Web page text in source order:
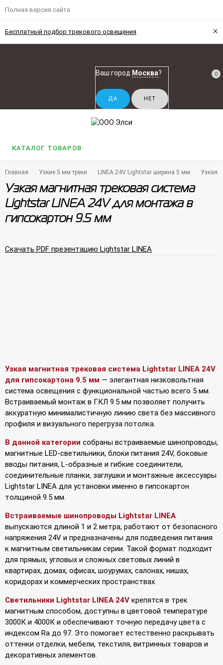
Полная версия сайта
Бесплатный подбор трекового освещения ×
Ваш город Москва? 0
КАТАЛОГ ТОВАРОВ
Главная Узкие 5 мм треки LINEA 24V Lightstar ширина 5 мм Узкая
Узкая магнитная трековая система
Lightstar LINEA 24V для монтажа в
гипсокартон 9.5 мм
Скачать PDF презентацию Lightstar LINEA
Узкая магнитная трековая система Lightstar LINEA 24V
для гипсокартона 9.5 мм — элегантная низковольтная
система освещения с функциональной частью всего 5 мм.
Встраиваемый монтаж в ГКЛ 9.5 мм позволяет получить
аккуратную минималистичную линию света без массивного
профиля и визуального перегруза потолка.
В данной категории собраны встраиваемые шинопроводы,
магнитные LED-светильники, блоки питания 24V, боковые
вводы питания, L-образные и гибкие соединители,
соединительные планки, заглушки и монтажные аксессуары
Lightstar LINEA для установки именно в гипсокартон
толщиной 9.5 мм.
Встраиваемые шинопроводы Lightstar LINEA
выпускаются длиной 1 и 2 метра, работают от безопасного
напряжения 24V и предназначены для подведения питания
к магнитным светильникам серии. Такой формат подходит
для прямых, угловых и сложных световых линий в
квартирах, домах, офисах, шоурумах, салонах, нишах,
коридорах и коммерческих пространствах.
Светильники Lightstar LINEA 24V крепятся в трек
магнитным способом, доступны в цветовой температуре
3000К и 4000К и обеспечивают точную передачу цвета с
индексом Ra до 97. Это помогает естественно раскрывать
оттенки отделки, мебели, текстиля, витринных товаров и
декоративных элементов.